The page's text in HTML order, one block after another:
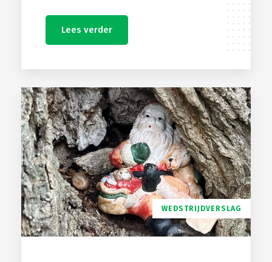
Lees verder
WEDSTRIJDVERSLAG